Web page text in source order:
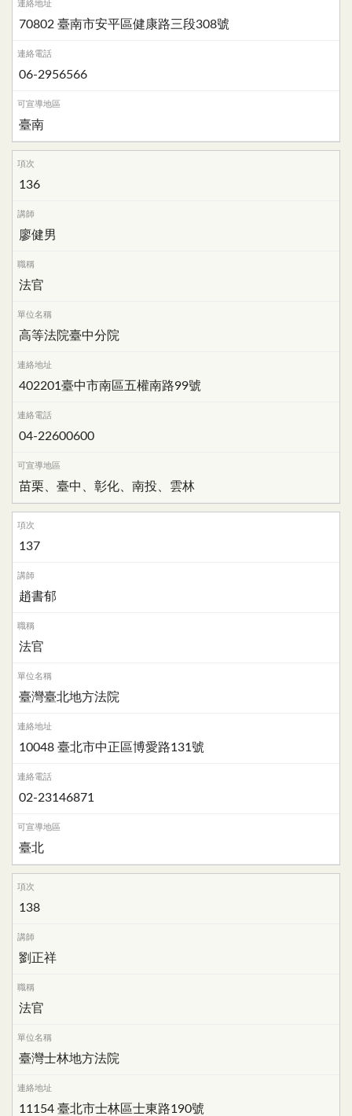
70802 臺南市安平區健康路三段308號
06-2956566
臺南
136
廖健男
法官
高等法院臺中分院
402201臺中市南區五權南路99號
04-22600600
苗栗、臺中、彰化、南投、雲林
137
趙書郁
法官
臺灣臺北地方法院
10048 臺北市中正區博愛路131號
02-23146871
臺北
138
劉正祥
法官
臺灣士林地方法院
11154 臺北市士林區士東路190號